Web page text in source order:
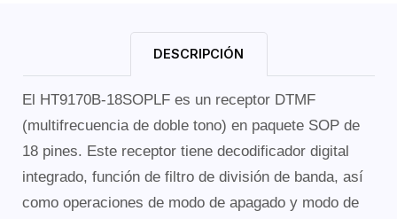
DESCRIPCIÓN
El HT9170B-18SOPLF es un receptor DTMF
(multifrecuencia de doble tono) en paquete SOP de
18 pines. Este receptor tiene decodificador digital
integrado, función de filtro de división de banda, así
como operaciones de modo de apagado y modo de